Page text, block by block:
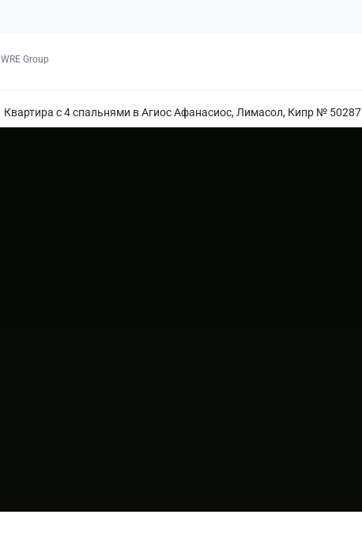
WRE Group
Квартира с 4 спальнями в Агиос Афанасиос, Лимасол, Кипр № 50287